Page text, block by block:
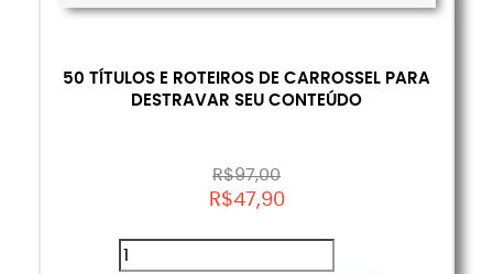
50 TÍTULOS E ROTEIROS DE CARROSSEL PARA
DESTRAVAR SEU CONTEÚDO
R$97,00
R$47,90